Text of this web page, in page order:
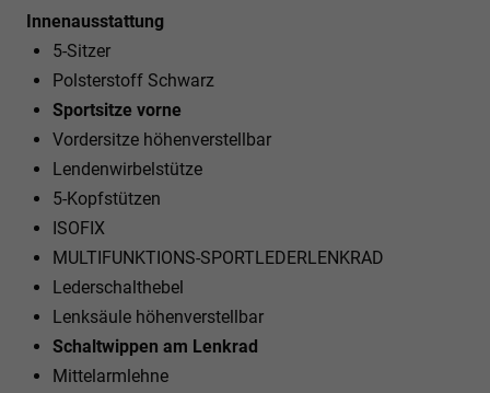
Innenausstattung
5-Sitzer
Polsterstoff Schwarz
Sportsitze vorne
Vordersitze höhenverstellbar
Lendenwirbelstütze
5-Kopfstützen
ISOFIX
MULTIFUNKTIONS-SPORTLEDERLENKRAD
Lederschalthebel
Lenksäule höhenverstellbar
Schaltwippen am Lenkrad
Mittelarmlehne